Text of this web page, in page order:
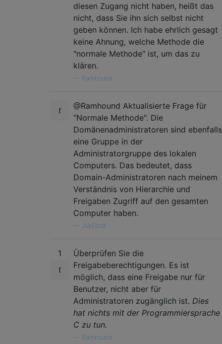
diesen Zugang nicht haben, heißt das
nicht, dass Sie ihn sich selbst nicht
geben können. Ich habe ehrlich gesagt
keine Ahnung, welche Methode die
"normale Methode" ist, um das zu
klären.
Ramhound
@Ramhound Aktualisierte Frage für
"Normale Methode". Die
Domänenadministratoren sind ebenfalls
eine Gruppe in der
Administratorgruppe des lokalen
Computers. Das bedeutet, dass
Domain-Administratoren nach meinem
Verständnis von Hierarchie und
Freigaben Zugriff auf den gesamten
Computer haben.
JukEboX
1
Überprüfen Sie die
Freigabeberechtigungen. Es ist
möglich, dass eine Freigabe nur für
Benutzer, nicht aber für
Administratoren zugänglich ist. Dies
hat nichts mit der Programmiersprache
C zu tun.
Ramhound